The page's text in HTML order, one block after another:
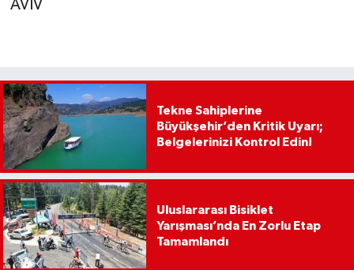
AVİV
Tekne Sahiplerine
Büyükşehir’den Kritik Uyarı;
Belgelerinizi Kontrol Edin!
Uluslararası Bisiklet
Yarışması’nda En Zorlu Etap
Tamamlandı